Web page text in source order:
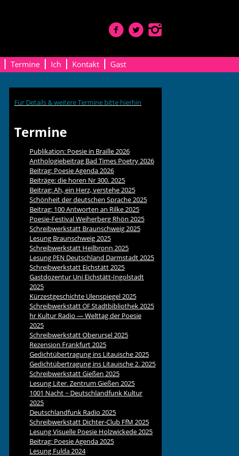
Termine Ich Kontakt
Gast
Für Details & weitere Termine bitte hierhin
Termine
Publikation: Poesie in Braille 2026
Anthologiebeitrag Bad Times Poetry 2026
Beitrag: Poesie Agenda 2026
Beiträge: die horen Nr 300. 2025
Beitrag: Ah, ein Herz, verstehe 2025
Schönheit der deutschen Sprache 2025
Beitrag: 100 Antworten an Rilke 2025
Poesie-Festival Weiherberg Rhön 2025
Schreibwerkstatt Braunschweig 2025
Lesung Braunschweig 2025
Schreibwerkstatt Heilbronn 2025
Lesung PEN Deutschland Darmstadt 2025
Schreibwerkstatt Eichstätt 2025
Gastdozentur Uni Eichstätt-Ingolstadt
2025
Kürzestgeschichte Ulenspiegel 2025
SchreibwerkstattOFStadtbibliothek 2025
hr Kultur Radio — Welttag der Poesie
2025
Schreibwerkstatt Oberursel 2025
Rezension Frankfurt 2025
Gedichtübertragung ins Litauische 2025
Gedichtübertragung ins Litauische 2. 2025
Schreibwerkstatt Gießen 2025
Lesung Liter. Zentrum Gießen 2025
1001 Nacht ~ Deutschlandfunk Kultur
2025
Deutschlandfunk Radio 2025
Schreibwerkstatt Dichter-Club FfM 2025
Lesung Visuelle Poesie Holzwickede 2025
Beitrag: Poesie Agenda 2025
Lesung Fulda 2024